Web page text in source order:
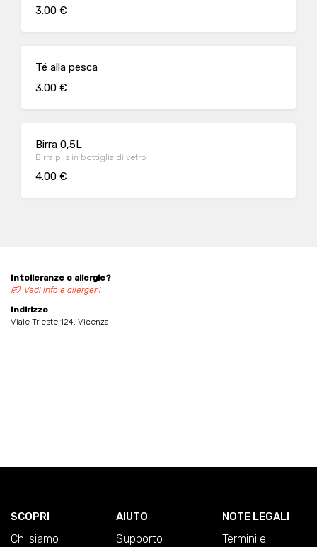
3.00 €
Té alla pesca
3.00 €
Birra 0,5L
Birra pils in bottiglia di vetro
4.00 €
Intolleranze o allergie?
Vedi info e allergeni
Indirizzo
Viale Trieste 124, Vicenza
SCOPRI
Chi siamo
AIUTO
Supporto
NOTE LEGALI
Termini e